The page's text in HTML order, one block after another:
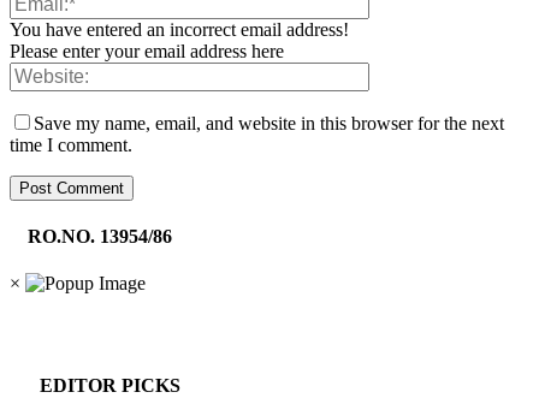
You have entered an incorrect email address!
Please enter your email address here
Save my name, email, and website in this browser for the next
time I comment.
RO.NO. 13954/86
×
EDITOR PICKS